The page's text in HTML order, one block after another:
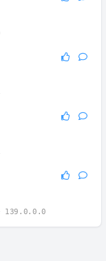
139.0.0.0